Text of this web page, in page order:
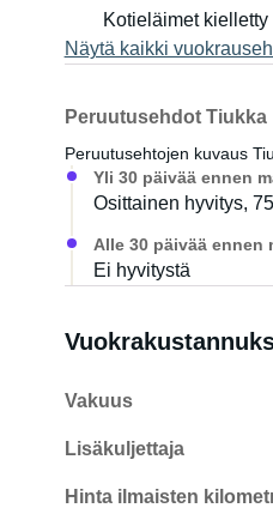
Kotieläimet kielletty
Näytä kaikki
Peruutusehdot Tiukka
Peruutusehtojen kuvaus
Yli 30 päivää ennen
Osittainen hyvitys,
Alle 30 päivää ennen
Ei hyvitystä
Vakuus
Lisäkuljettaja
Hinta ilmaisten